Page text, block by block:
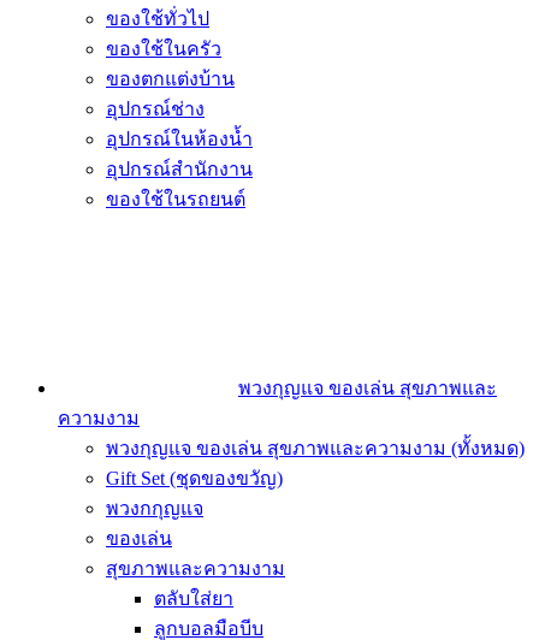
ของใช้ทั่วไป
ของใช้ในครัว
ของตกแต่งบ้าน
อุปกรณ์ช่าง
อุปกรณ์ในห้องน้ำ
อุปกรณ์สำนักงาน
ของใช้ในรถยนต์
พวงกุญแจ ของเล่น สุขภาพและ
ความงาม
พวงกุญแจ ของเล่น สุขภาพและความงาม (ทั้งหมด)
Gift Set (ชุดของขวัญ)
พวงกกุญแจ
ของเล่น
สุขภาพและความงาม
ตลับใส่ยา
ลูกบอลมือบีบ